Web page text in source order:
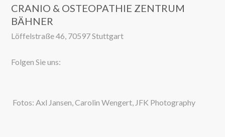
CRANIO & OSTEOPATHIE ZENTRUM
BÄHNER
Löffelstraße 46, 70597 Stuttgart
Folgen Sie uns:
Fotos: Axl Jansen, Carolin Wengert, JFK Photography